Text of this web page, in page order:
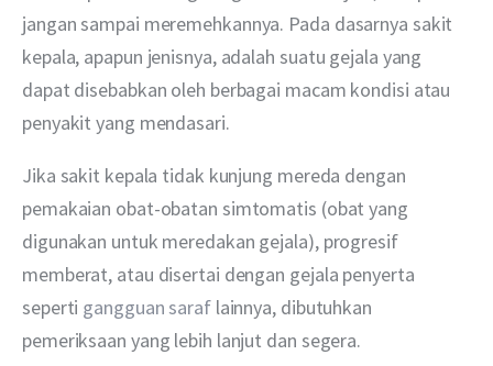
jangan sampai meremehkannya. Pada dasarnya sakit
kepala, apapun jenisnya, adalah suatu gejala yang
dapat disebabkan oleh berbagai macam kondisi atau
penyakit yang mendasari.
Jika sakit kepala tidak kunjung mereda dengan
pemakaian obat-obatan simtomatis (obat yang
digunakan untuk meredakan gejala), progresif
memberat, atau disertai dengan gejala penyerta
seperti gangguan saraf lainnya, dibutuhkan
pemeriksaan yang lebih lanjut dan segera.